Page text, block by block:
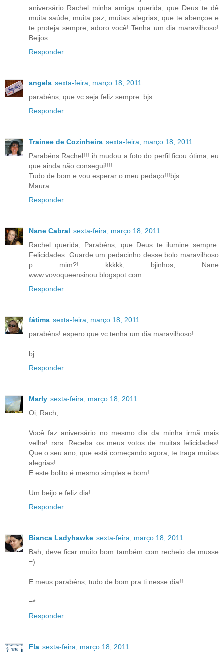
aniversário Rachel minha amiga querida, que Deus te dê
muita saúde, muita paz, muitas alegrias, que te abençoe e
te proteja sempre, adoro você! Tenha um dia maravilhoso!
Beijos
Responder
angela sexta-feira, março 18, 2011
parabéns, que vc seja feliz sempre. bjs
Responder
Trainee de Cozinheira sexta-feira, março 18, 2011
Parabéns Rachel!!! ih mudou a foto do perfil ficou ótima, eu
que ainda não consegui!!!!
Tudo de bom e vou esperar o meu pedaço!!!bjs
Maura
Responder
Nane Cabral sexta-feira, março 18, 2011
Rachel querida, Parabéns, que Deus te ilumine sempre.
Felicidades. Guarde um pedacinho desse bolo maravilhoso
p mim?! kkkkk, bjinhos, Nane
www.vovoqueensinou.blogspot.com
Responder
fátima sexta-feira, março 18, 2011
parabéns! espero que vc tenha um dia maravilhoso!
bj
Responder
Marly sexta-feira, março 18, 2011
Oi, Rach,
Você faz aniversário no mesmo dia da minha irmã mais
velha! rsrs. Receba os meus votos de muitas felicidades!
Que o seu ano, que está começando agora, te traga muitas
alegrias!
E este bolito é mesmo simples e bom!
Um beijo e feliz dia!
Responder
Bianca Ladyhawke sexta-feira, março 18, 2011
Bah, deve ficar muito bom também com recheio de musse
=)
E meus parabéns, tudo de bom pra ti nesse dia!!
=*
Responder
Fla sexta-feira, março 18, 2011